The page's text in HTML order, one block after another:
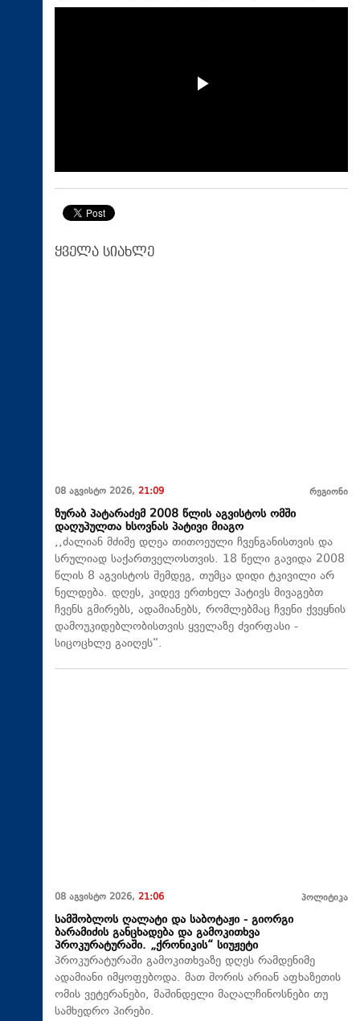
ყველა სიახლე
08 აგვისტო 2026, 21:09 რეგიონი
ზურაბ პატარაძემ 2008 წლის აგვისტოს ომში
დაღუპულთა ხსოვნას პატივი მიაგო
,,ძალიან მძიმე დღეა თითოეული ჩვენგანისთვის და
სრულიად საქართველოსთვის. 18 წელი გავიდა 2008
წლის 8 აგვისტოს შემდეგ, თუმცა დიდი ტკივილი არ
ნელდება. დღეს, კიდევ ერთხელ პატივს მივაგებთ
ჩვენს გმირებს, ადამიანებს, რომლებმაც ჩვენი ქვეყნის
დამოუკიდებლობისთვის ყველაზე ძვირფასი -
სიცოცხლე გაიღეს“.
08 აგვისტო 2026, 21:06 პოლიტიკა
სამშობლოს ღალატი და საბოტაჟი - გიორგი
ბარამიძის განცხადება და გამოკითხვა
პროკურატურაში. „ქრონიკის“ სიუჟეტი
პროკურატურაში გამოკითხვაზე დღეს რამდენიმე
ადამიანი იმყოფებოდა. მათ შორის არიან აფხაზეთის
ომის ვეტერანები, მაშინდელი მაღალჩინოსნები თუ
სამხედრო პირები.